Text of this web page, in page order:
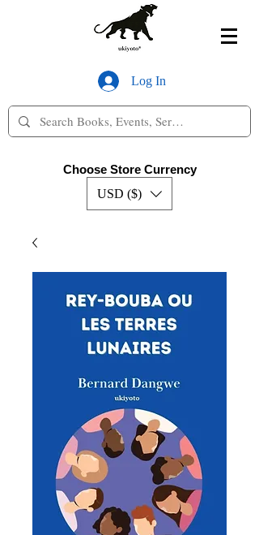
Log In
Choose Store Currency
USD ($)